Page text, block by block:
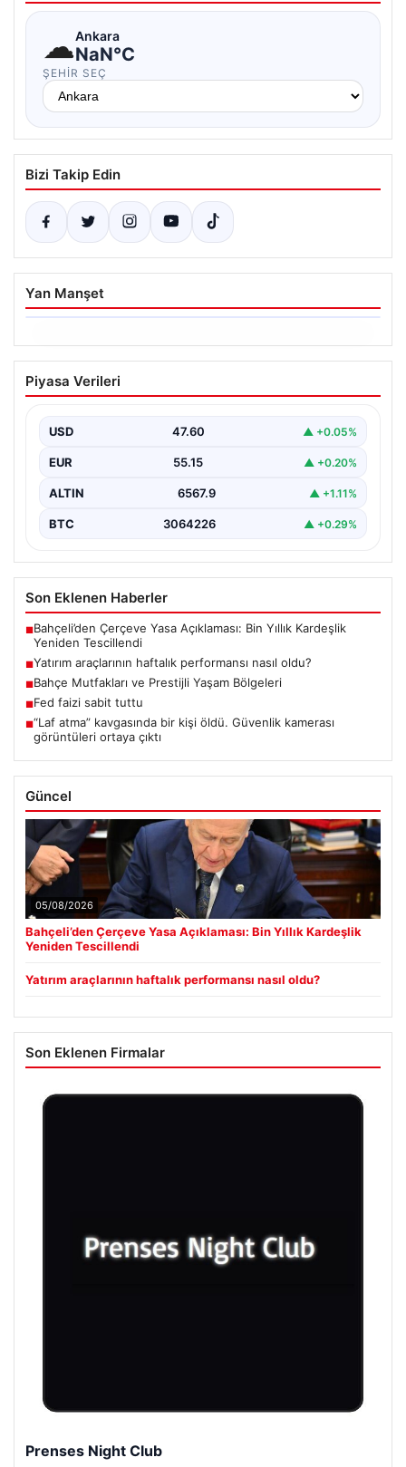
☁Ankara
NaN°C
ŞEHIR SEÇ
Bizi Takip Edin
Yan Manşet
05.08.2026
Yatırım araçlarının haftalık performansı
nasıl oldu?
“content”: “ Bir haftalık zaman diliminde finans
piyasalarında…
Piyasa Verileri
USD 47.60 ▲ +0.05%
EUR 55.15 ▲ +0.20%
ALTIN 6567.9 ▲ +1.11%
BTC 3064226 ▲ +0.29%
Son Eklenen Haberler
■Bahçeli’den Çerçeve Yasa Açıklaması: Bin Yıllık Kardeşlik
Yeniden Tescillendi
■Yatırım araçlarının haftalık performansı nasıl oldu?
■Bahçe Mutfakları ve Prestijli Yaşam Bölgeleri
■Fed faizi sabit tuttu
■“Laf atma” kavgasında bir kişi öldü. Güvenlik kamerası
görüntüleri ortaya çıktı
Güncel
05/08/2026
Bahçeli’den Çerçeve Yasa Açıklaması: Bin Yıllık Kardeşlik
Yeniden Tescillendi
Yatırım araçlarının haftalık performansı nasıl oldu?
Son Eklenen Firmalar
Prenses Night Club